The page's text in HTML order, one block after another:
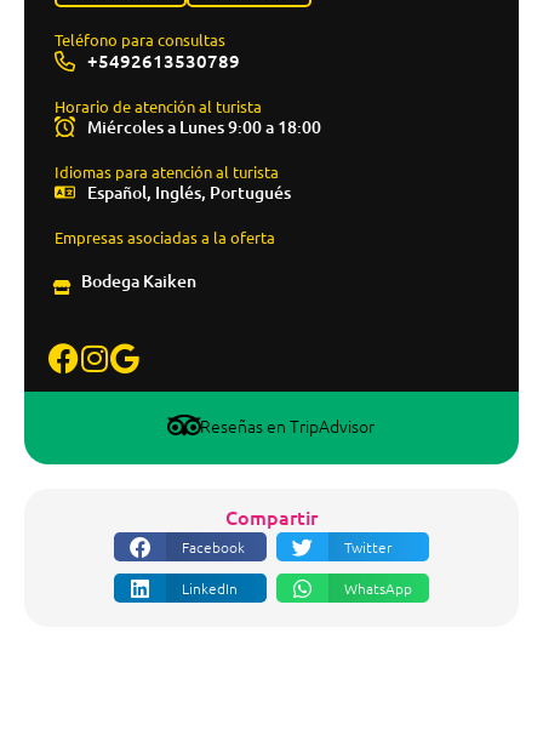
Teléfono para consultas
+5492613530789
Horario de atención al turista
Miércoles a Lunes 9:00 a 18:00
Idiomas para atención al turista
Español, Inglés, Portugués
Empresas asociadas a la oferta
Bodega Kaiken
Reseñas en TripAdvisor
Compartir
Facebook Twitter
LinkedIn WhatsApp